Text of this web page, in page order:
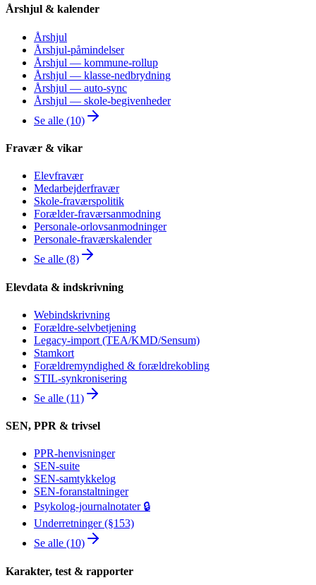
Årshjul & kalender
Årshjul
Årshjul-påmindelser
Årshjul — kommune-rollup
Årshjul — klasse-nedbrydning
Årshjul — auto-sync
Årshjul — skole-begivenheder
Se alle (10)
Fravær & vikar
Elevfravær
Medarbejderfravær
Skole-fraværspolitik
Forælder-fraværsanmodning
Personale-orlovsanmodninger
Personale-fraværskalender
Se alle (8)
Elevdata & indskrivning
Webindskrivning
Forældre-selvbetjening
Legacy-import (TEA/KMD/Sensum)
Stamkort
Forældremyndighed & forældrekobling
STIL-synkronisering
Se alle (11)
SEN, PPR & trivsel
PPR-henvisninger
SEN-suite
SEN-samtykkelog
SEN-foranstaltninger
Psykolog-journalnotater 🔒
Underretninger (§153)
Se alle (10)
Karakter, test & rapporter